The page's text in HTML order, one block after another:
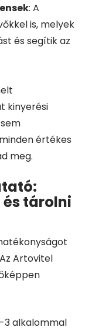
: A
is, melyek
és segítik az
kinyerési
értékes
meg.
tárolni
Artovitel
3 alkalommal